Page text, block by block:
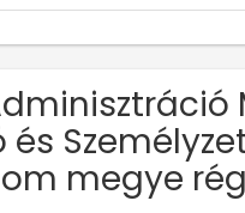
megye